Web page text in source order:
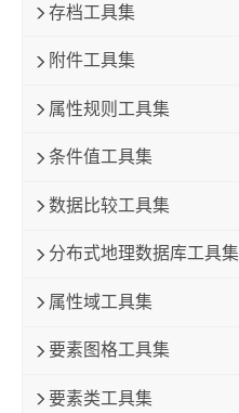
存档工具集
附件工具集
属性规则工具集
条件值工具集
数据比较工具集
分布式地理数据库工具集
属性域工具集
要素图格工具集
要素类工具集